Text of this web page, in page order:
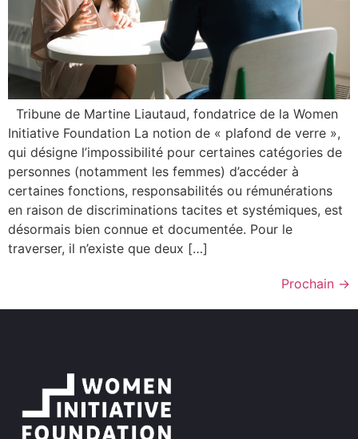
Tribune de Martine Liautaud, fondatrice de la Women
Initiative Foundation La notion de « plafond de verre »,
qui désigne l’impossibilité pour certaines catégories de
personnes (notamment les femmes) d’accéder à
certaines fonctions, responsabilités ou rémunérations
en raison de discriminations tacites et systémiques, est
désormais bien connue et documentée. Pour le
traverser, il n’existe que deux […]
Prochain →